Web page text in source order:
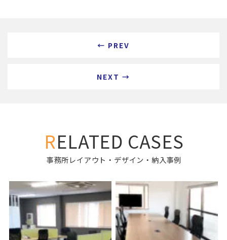
← PREV
NEXT →
RELATED CASES
事務所レイアウト・デザイン・納入事例